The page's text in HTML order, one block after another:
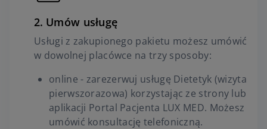
Umów usługę
Usługi z zakupionego pakietu możesz umówić
w dowolnej placówce na trzy sposoby:
online - zarezerwuj usługę Dietetyk (wizyta
pierwszorazowa) korzystając ze strony lub
aplikacji Portal Pacjenta LUX MED. Możesz
umówić konsultację telefoniczną.